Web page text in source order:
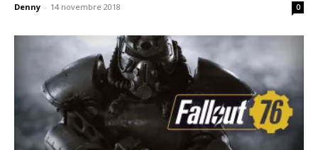
Denny - 14 novembre 2018 0